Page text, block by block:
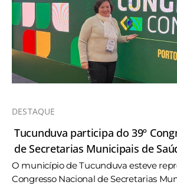
DESTAQUE
Tucunduva participa do 39º
de Secretarias Municipais de
O município de Tucunduva esteve
Congresso Nacional de Secretarias